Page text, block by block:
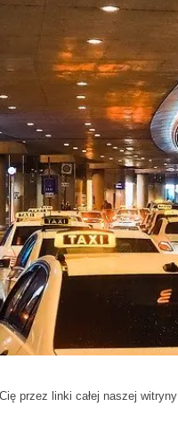
przez linki całej naszej witryny